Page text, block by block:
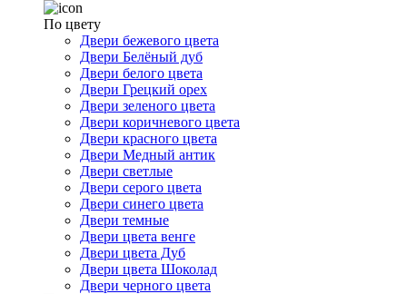
По цвету
Двери бежевого цвета
Двери Белёный дуб
Двери белого цвета
Двери Грецкий орех
Двери зеленого цвета
Двери коричневого цвета
Двери красного цвета
Двери Медный антик
Двери светлые
Двери серого цвета
Двери синего цвета
Двери темные
Двери цвета венге
Двери цвета Дуб
Двери цвета Шоколад
Двери черного цвета